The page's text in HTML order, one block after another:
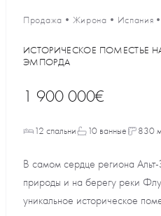
Продажа • Жирона • Испания
ИСТОРИЧЕСКОЕ ПОМЕСТЬЕ НА
ЭМПОРДА
1 900 000€
12 спальни 10 ванные 830
В самом сердце региона
природы и на берегу реки
уникальное историческое